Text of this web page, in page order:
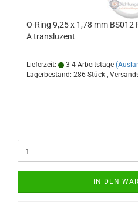
O-Ring 9,25 x 1,78 mm
A transluzent
Lieferzeit: 3-4 Arbeitstage
Lagerbestand: 286 Stück ,
IN DEN